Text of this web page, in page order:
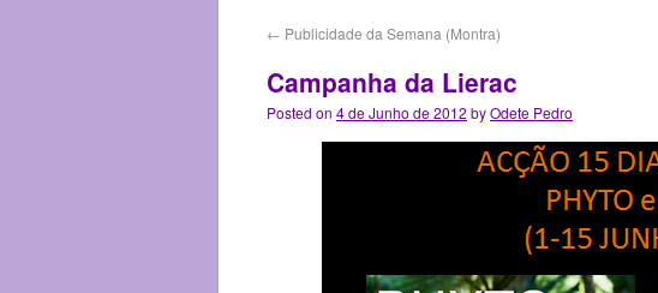
← Publicidade da Semana (Montra)
Campanha da Lierac
Posted on 4 de Junho de 2012 byOdete Pedro